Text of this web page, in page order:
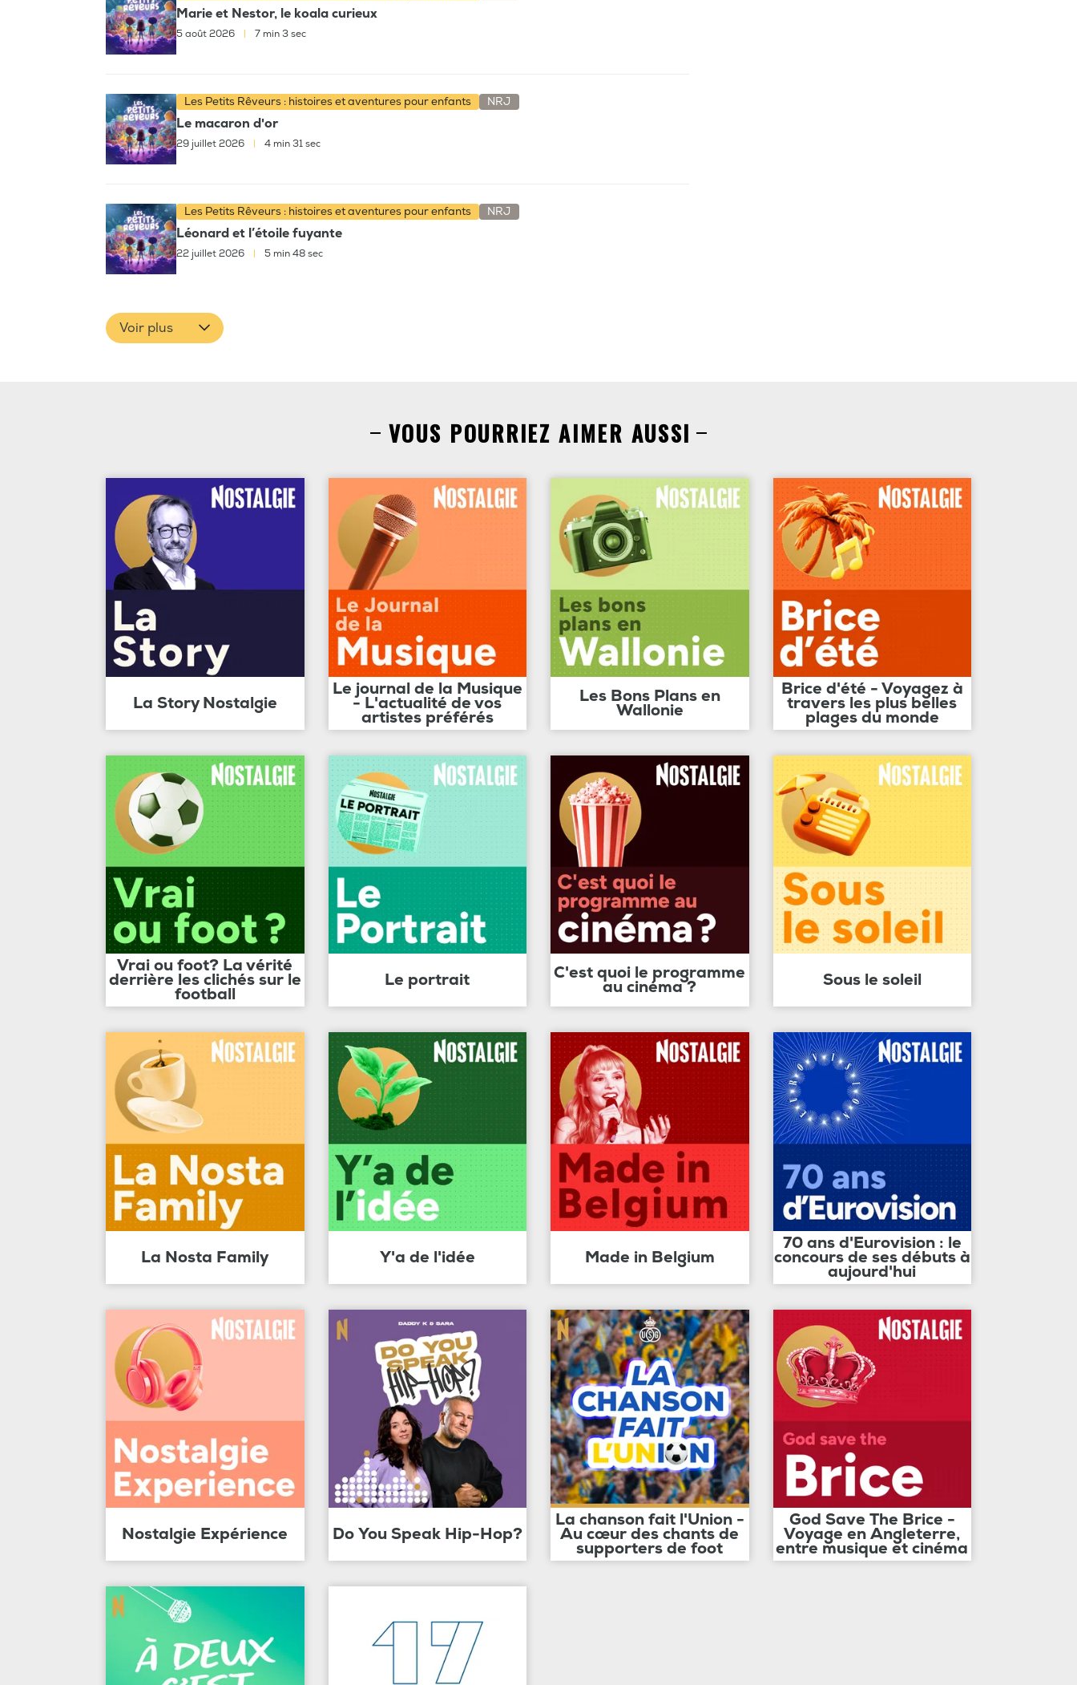
Marie et Nestor, le koala curieux
5 août 2026 7 min 3 sec
Les Petits Rêveurs : histoires et aventures pour enfants NRJ
Le macaron d'or
29 juillet 2026 4 min 31 sec
Les Petits Rêveurs : histoires et aventures pour enfants NRJ
Léonard et l’étoile fuyante
22 juillet 2026 5 min 48 sec
Voir plus
VOUS POURRIEZ AIMER AUSSI
La Story Nostalgie
Le journal de la Musique
- L'actualité de vos
artistes préférés
Les Bons Plans en
Wallonie
Brice d'été - Voyagez à
travers les plus belles
plages du monde
Vrai ou foot? La vérité
derrière les clichés sur le
football
Le portrait C'est quoi le programme
au cinéma ? Sous le soleil
La Nosta Family Y'a de l'idée Made in Belgium
70 ans d'Eurovision : le
concours de ses débuts à
aujourd'hui
Nostalgie Expérience Do You Speak Hip-Hop?
La chanson fait l'Union -
Au cœur des chants de
supporters de foot
God Save The Brice -
Voyage en Angleterre,
entre musique et cinéma